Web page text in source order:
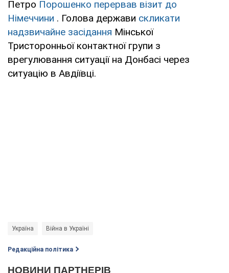
Петро Порошенко перервав візит до
Німеччини . Голова держави скликати
надзвичайне засідання Мінської
Тристоронньої контактної групи з
врегулювання ситуації на Донбасі через
ситуацію в Авдіївці.
Україна Війна в Україні
Редакційна політика